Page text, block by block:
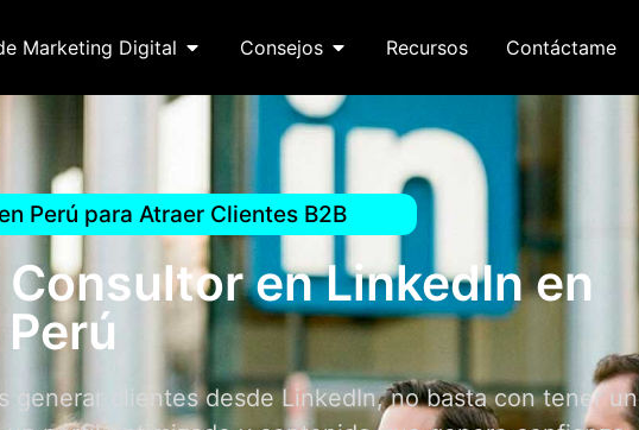
Marketing Digital Consejos Recursos Contáctame
Perú para Atraer Clientes B2B
en LinkedIn en
Perú
generar clientes desde LinkedIn, no basta con tener un